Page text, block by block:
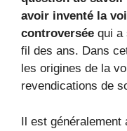
avoir inventé la
controversée qui a
fil des ans. Dans
les origines de la
revendications de
Il est généralement